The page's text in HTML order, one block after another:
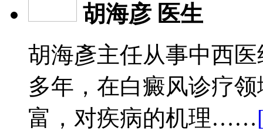
胡海彦 医生
胡海彥主任从事中西
多年，在白癜风诊疗
富，对疾病的机理……